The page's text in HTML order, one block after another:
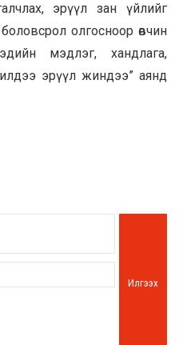
эрүүл зан үйлийг
олгосноор өвчин
мэдлэг, хандлага,
эрүүл жиндээ” аянд
Илгээх